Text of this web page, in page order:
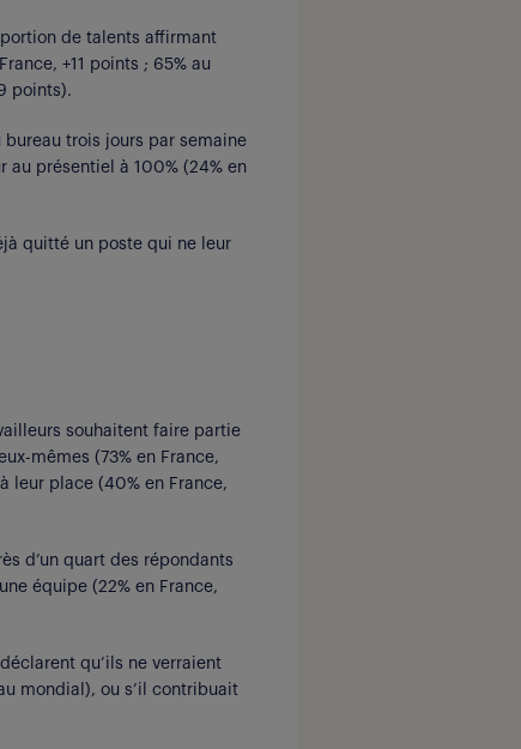
de talents affirmant
+11 points ; 65% au
points).
trois jours par semaine
au présentiel à 100% (24% en
quitté un poste qui ne leur
souhaitent faire partie
mêmes (73% en France,
leur place (40% en France,
d’un quart des répondants
équipe (22% en France,
qu’ils ne verraient
mondial), ou s’il contribuait